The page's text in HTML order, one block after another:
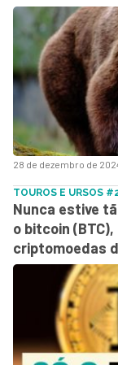
28 de dezembro de
TOUROS E URSOS
Nunca estive
o bitcoin
criptomoedas